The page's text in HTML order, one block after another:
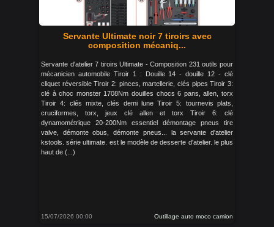
Servante Ultimate noir 7 tiroirs avec
composition mécaniq...
Servante d'atelier 7 tiroirs Ultimate - Composition 231 outils pour
mécanicien automobile Tiroir 1 : Douille 14 - douille 12 - clé
cliquet réversible Tiroir 2: pinces, martellerie, clés pipes Tiroir 3:
clé à choc monster 1708Nm douilles chocs 6 pans, allen, torx
Tiroir 4: clés mixte, clés demi lune Tiroir 5: tournevis plats,
cruciformes, torx, jeux clé allen et torx Tiroir 6: clé
dynamométrique 20-200Nm essentiel démontage pneus tire
valve, démonte obus, démonte pneus... la servante d'atelier
kstools. série ultimate. est le modèle de desserte d'atelier. le plus
haut de (...)
15/07/2026 00:00 Outillage auto moco camion